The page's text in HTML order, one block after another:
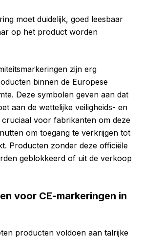
moet duidelijk, goed leesbaar
op het product worden
zijn erg
binnen de Europese
Deze symbolen geven aan dat
aan de wettelijke veiligheids- en
cruciaal voor fabrikanten om deze
om toegang te verkrijgen tot
Producten zonder deze officiële
geblokkeerd of uit de verkoop
voor CE-markeringen in
producten voldoen aan talrijke